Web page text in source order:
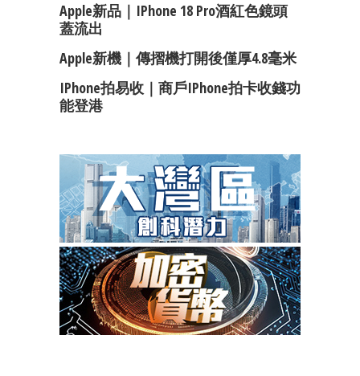
Apple新品｜iPhone 18 Pro酒紅色鏡頭
蓋流出
Apple新機｜傳摺機打開後僅厚4.8毫米
IPhone拍易收｜商戶iPhone拍卡收錢功
能登港